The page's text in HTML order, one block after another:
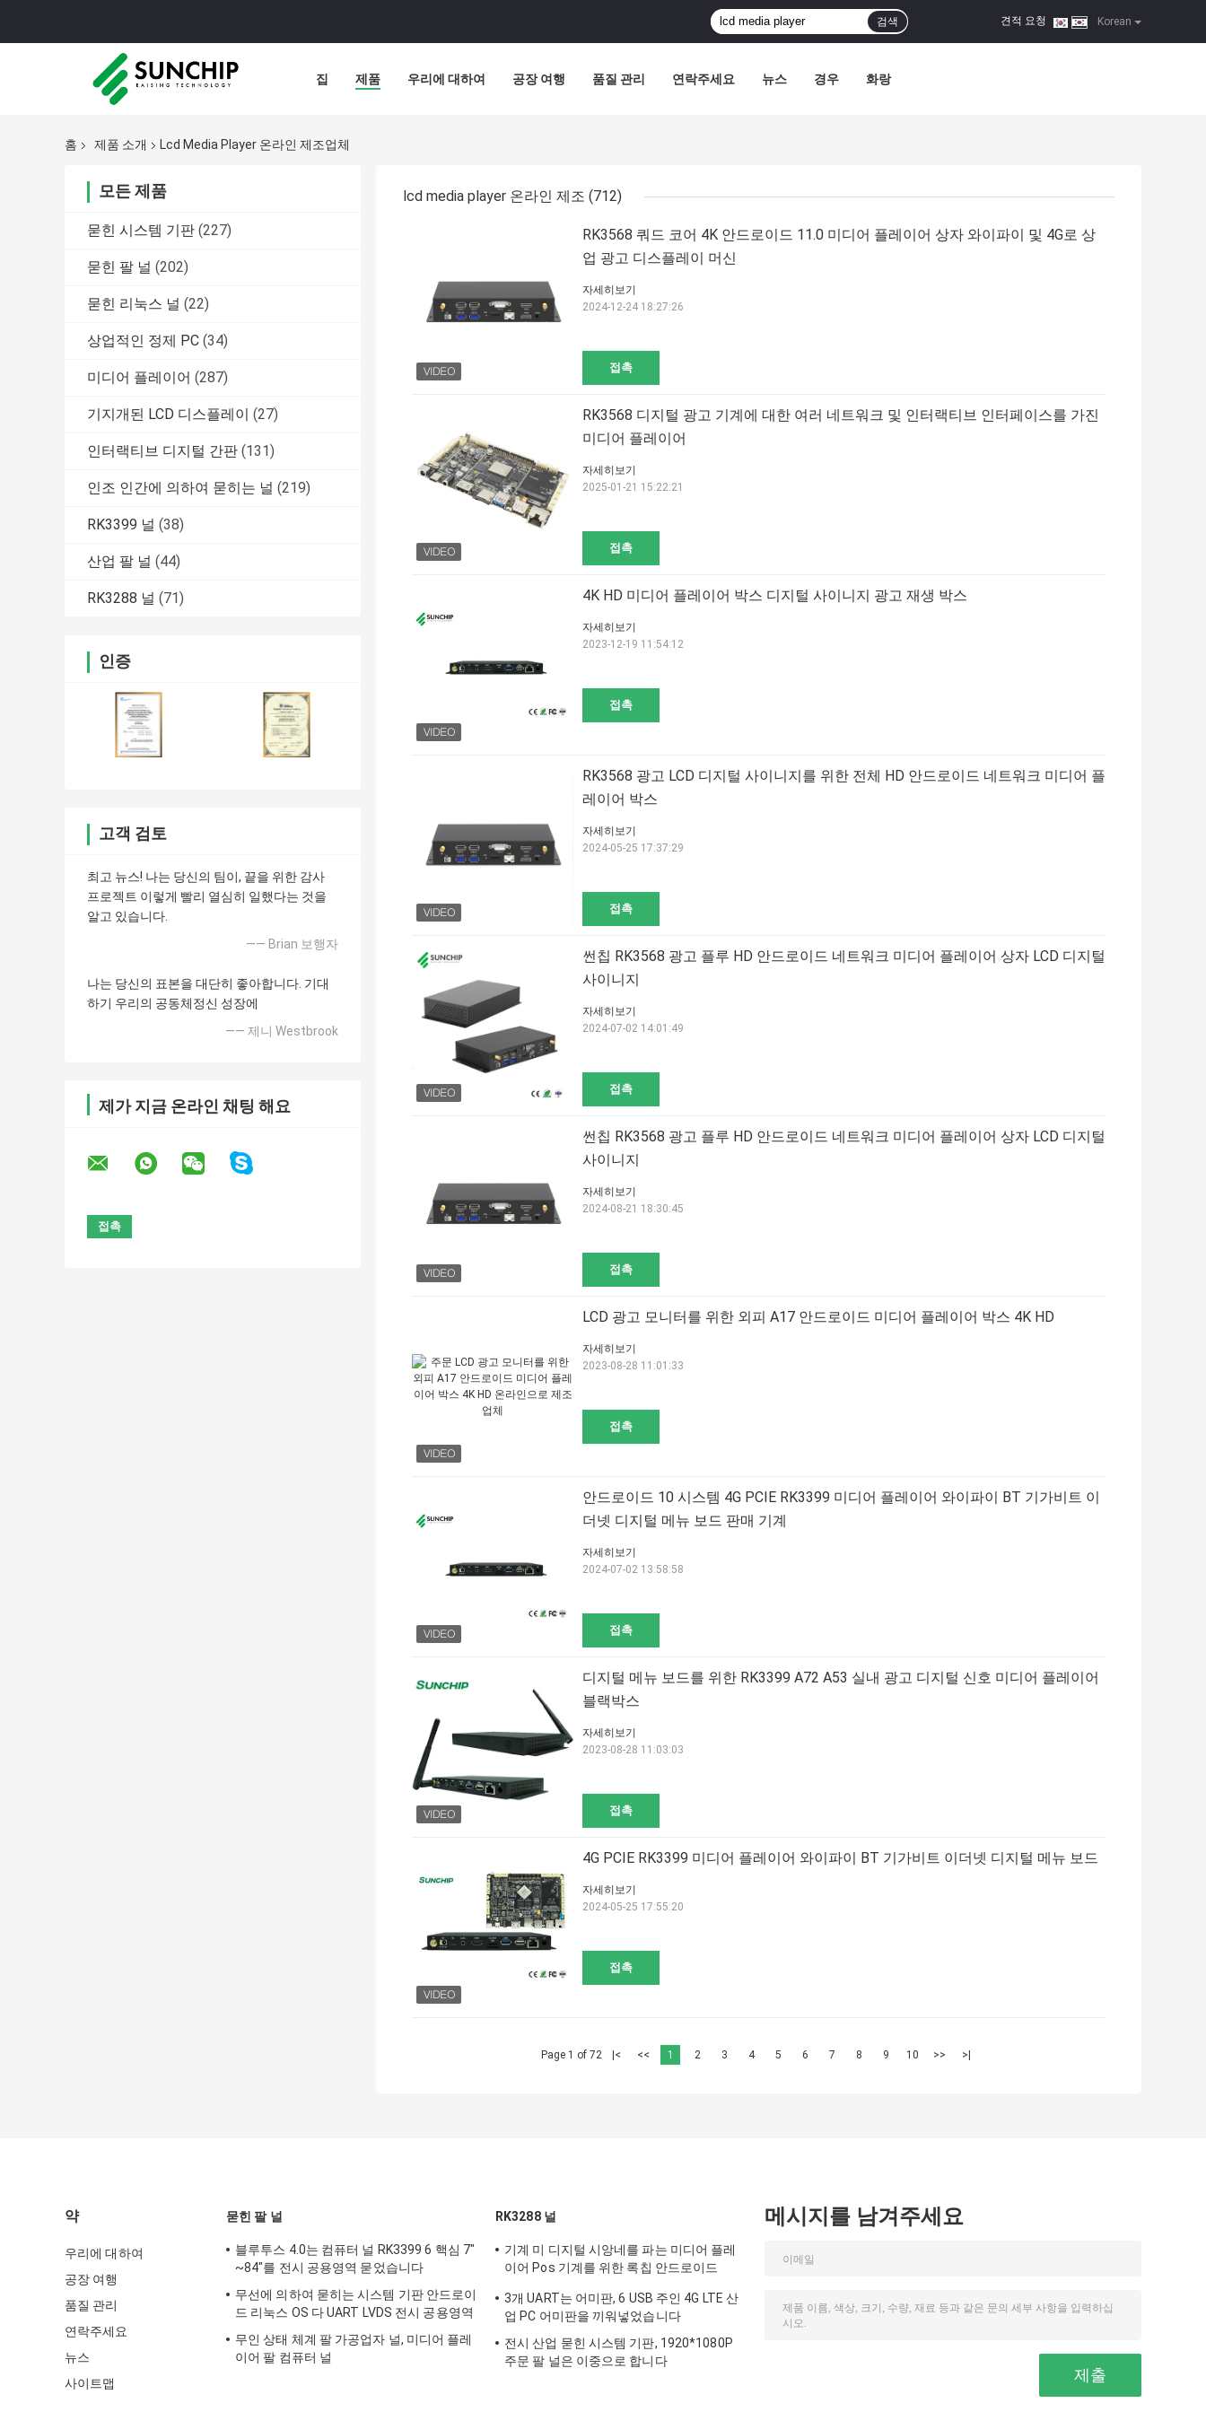
Korean
견적 요청 |
검색
집 제품 우리에 대하여 공장 여행 품질 관리 연락주세요 뉴스 경우 화랑
홈 제품 소개 Lcd Media Player 온라인 제조업체
모든 제품
묻힌 시스템 기판 (227)
묻힌 팔 널 (202)
묻힌 리눅스 널 (22)
상업적인 정제 PC (34)
미디어 플레이어 (287)
기지개된 LCD 디스플레이 (27)
인터랙티브 디지털 간판 (131)
인조 인간에 의하여 묻히는 널 (219)
RK3399 널 (38)
산업 팔 널 (44)
RK3288 널 (71)
인증
고객 검토
최고 뉴스! 나는 당신의 팀이, 끝을 위한 감사
프로젝트 이렇게 빨리 열심히 일했다는 것을
알고 있습니다.
—— Brian 보행자
나는 당신의 표본을 대단히 좋아합니다. 기대
하기 우리의 공동체정신 성장에
—— 제니 Westbrook
제가 지금 온라인 채팅 해요
lcd media player 온라인 제조 (712)
RK3568 쿼드 코어 4K 안드로이드 11.0 미디어 플레이어 상자 와이파이 및 4G로 상
업 광고 디스플레이 머신
접촉
자세히보기
2024-12-24 18:27:26
RK3568 디지털 광고 기계에 대한 여러 네트워크 및 인터랙티브 인터페이스를 가진
미디어 플레이어
접촉
자세히보기
2025-01-21 15:22:21
4K HD 미디어 플레이어 박스 디지털 사이니지 광고 재생 박스
접촉
자세히보기
2023-12-19 11:54:12
RK3568 광고 LCD 디지털 사이니지를 위한 전체 HD 안드로이드 네트워크 미디어 플
레이어 박스
접촉
자세히보기
2024-05-25 17:37:29
썬칩 RK3568 광고 플루 HD 안드로이드 네트워크 미디어 플레이어 상자 LCD 디지털
사이니지
접촉
자세히보기
2024-07-02 14:01:49
썬칩 RK3568 광고 플루 HD 안드로이드 네트워크 미디어 플레이어 상자 LCD 디지털
사이니지
접촉
자세히보기
2024-08-21 18:30:45
LCD 광고 모니터를 위한 외피 A17 안드로이드 미디어 플레이어 박스 4K HD
접촉
자세히보기
2023-08-28 11:01:33
안드로이드 10 시스템 4G PCIE RK3399 미디어 플레이어 와이파이 BT 기가비트 이
더넷 디지털 메뉴 보드 판매 기계
접촉
자세히보기
2024-07-02 13:58:58
디지털 메뉴 보드를 위한 RK3399 A72 A53 실내 광고 디지털 신호 미디어 플레이어
블랙박스
접촉
자세히보기
2023-08-28 11:03:03
4G PCIE RK3399 미디어 플레이어 와이파이 BT 기가비트 이더넷 디지털 메뉴 보드
접촉
자세히보기
2024-05-25 17:55:20
Page 1 of 72 |< << 1 2 3 4 5 6 7 8 9 10 >> >|
약
우리에 대하여
공장 여행
품질 관리
연락주세요
뉴스
사이트맵
묻힌 팔 널
블루투스 4.0는 컴퓨터 널 RK3399 6 핵심 7"
~84"를 전시 공용영역 묻었습니다
무선에 의하여 묻히는 시스템 기판 안드로이
드 리눅스 OS 다 UART LVDS 전시 공용영역
무인 상태 체계 팔 가공업자 널, 미디어 플레
이어 팔 컴퓨터 널
RK3288 널
기계 미 디지털 시앙네를 파는 미디어 플레
이어 Pos 기계를 위한 록칩 안드로이드
3개 UART는 어미판, 6 USB 주인 4G LTE 산
업 PC 어미판을 끼워넣었습니다
전시 산업 묻힌 시스템 기판, 1920*1080P
주문 팔 널은 이중으로 합니다
메시지를 남겨주세요